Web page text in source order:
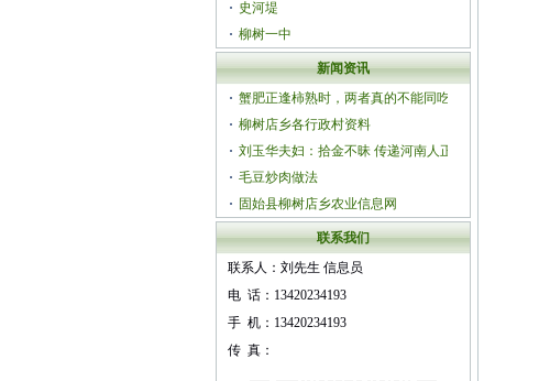
史河堤
柳树一中
新闻资讯
蟹肥正逢柿熟时，两者真的不能同吃
吗？柳树店乡各行政村资料
刘玉华夫妇：拾金不昧 传递河南人正能
毛豆炒肉做法
固始县柳树店乡农业信息网
联系我们
联系人：刘先生 信息员
电 话：13420234193
手 机：13420234193
传 真：